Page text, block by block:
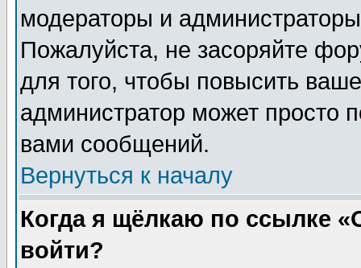
модераторы и
Пожалуйста, не засоряйте
для того, чтобы повысить
администратор может просто
вами сообщений.
Вернуться к началу
Когда я щёлкаю по ссылке
войти?